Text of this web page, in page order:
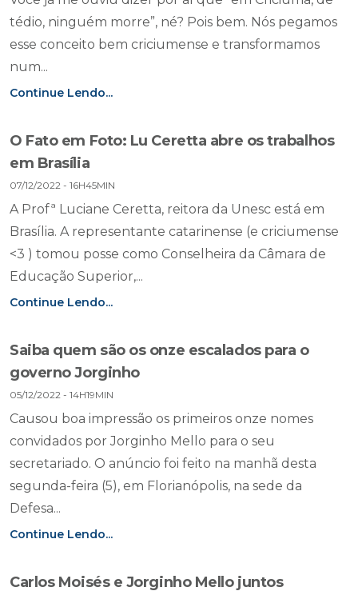
tédio, ninguém morre”, né? Pois bem. Nós pegamos
esse conceito bem criciumense e transformamos
num...
Continue Lendo...
O Fato em Foto: Lu Ceretta abre os trabalhos
em Brasília
07/12/2022 - 16H45MIN
A Profª Luciane Ceretta, reitora da Unesc está em
Brasília. A representante catarinense (e criciumense
<3 ) tomou posse como Conselheira da Câmara de
Educação Superior,...
Continue Lendo...
Saiba quem são os onze escalados para o
governo Jorginho
05/12/2022 - 14H19MIN
Causou boa impressão os primeiros onze nomes
convidados por Jorginho Mello para o seu
secretariado. O anúncio foi feito na manhã desta
segunda-feira (5), em Florianópolis, na sede da
Defesa...
Continue Lendo...
Carlos Moisés e Jorginho Mello juntos